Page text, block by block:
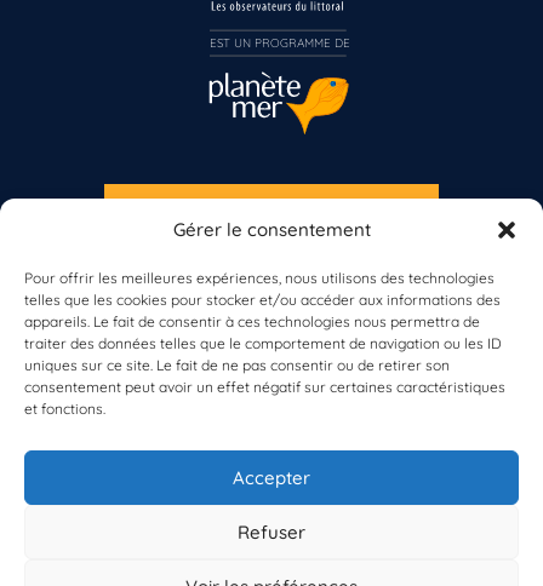
Gérer le consentement
Pour offrir les meilleures expériences, nous utilisons des technologies
telles que les cookies pour stocker et/ou accéder aux informations des
appareils. Le fait de consentir à ces technologies nous permettra de
traiter des données telles que le comportement de navigation ou les ID
uniques sur ce site. Le fait de ne pas consentir ou de retirer son
consentement peut avoir un effet négatif sur certaines caractéristiques
et fonctions.
Accepter
Refuser
À propos de BioLit
Vos données d'observation
Ressources
Résultats du programme
Contacts
S'INSCRIRE À LA NEWSLETTER
Inscrivez-vous dès maintenant